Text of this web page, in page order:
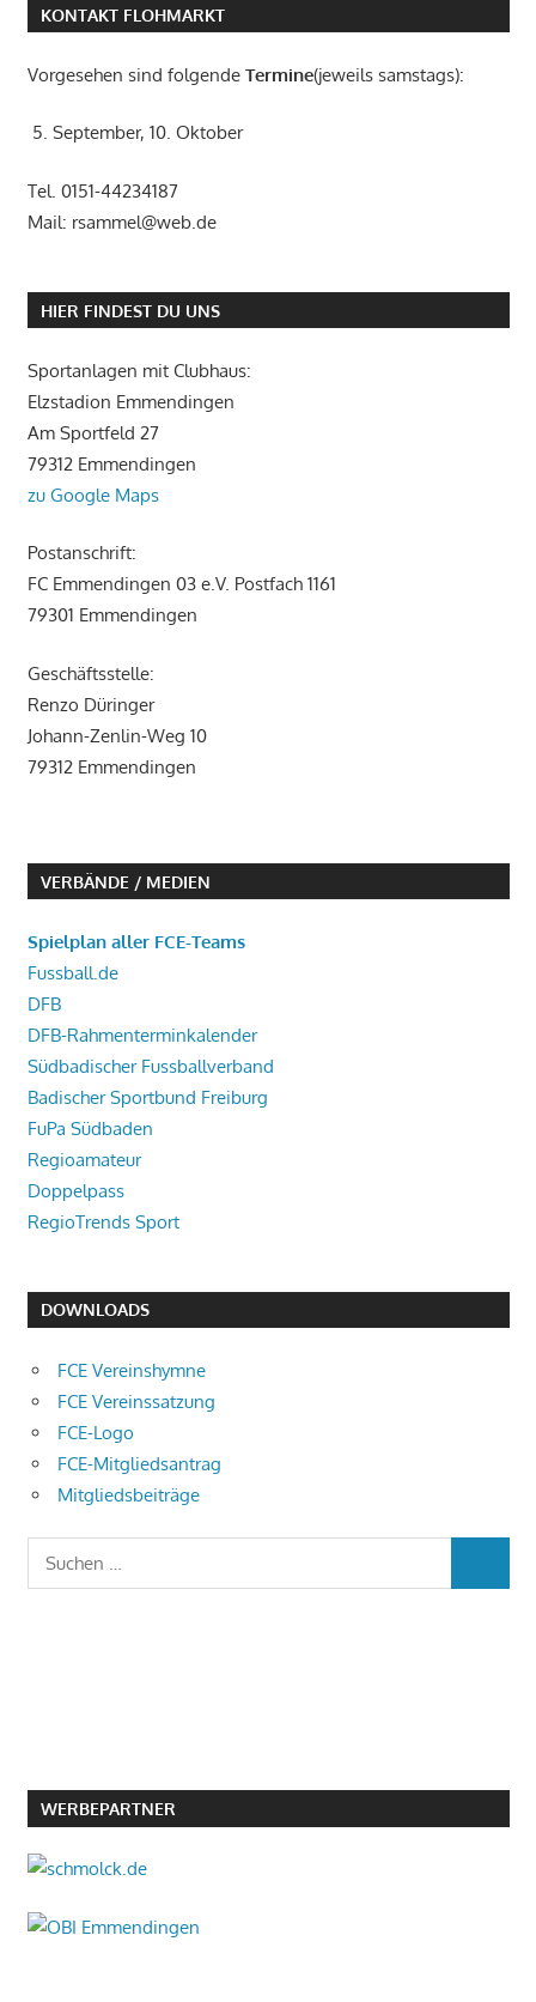
KONTAKT FLOHMARKT
Vorgesehen sind folgende Termine(jeweils samstags):
5. September, 10. Oktober
Tel. 0151-44234187
Mail: rsammel@web.de
HIER FINDEST DU UNS
Sportanlagen mit Clubhaus:
Elzstadion Emmendingen
Am Sportfeld 27
79312 Emmendingen
zu Google Maps
Postanschrift:
FC Emmendingen 03 e.V. Postfach 1161
79301 Emmendingen
Geschäftsstelle:
Renzo Düringer
Johann-Zenlin-Weg 10
79312 Emmendingen
VERBÄNDE / MEDIEN
Spielplan aller FCE-Teams
Fussball.de
DFB
DFB-Rahmenterminkalender
Südbadischer Fussballverband
Badischer Sportbund Freiburg
FuPa Südbaden
Regioamateur
Doppelpass
RegioTrends Sport
DOWNLOADS
FCE Vereinshymne
FCE Vereinssatzung
FCE-Logo
FCE-Mitgliedsantrag
Mitgliedsbeiträge
Suchen
nach:
WERBEPARTNER